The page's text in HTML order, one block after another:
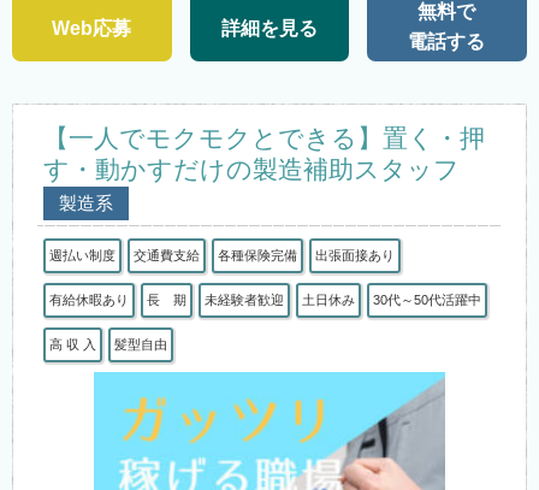
Web応募 詳細を見る
無料で
電話する
【一人でモクモクとできる】置く・押
す・動かすだけの製造補助スタッフ
製造系
週払い制度 交通費支給 各種保険完備 出張面接あり
有給休暇あり 長 期 未経験者歓迎 土日休み 30代～50代活躍中
高 収 入 髪型自由